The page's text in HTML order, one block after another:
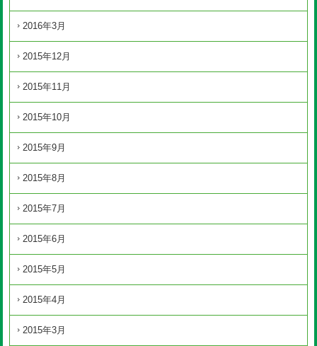
2016年3月
2015年12月
2015年11月
2015年10月
2015年9月
2015年8月
2015年7月
2015年6月
2015年5月
2015年4月
2015年3月